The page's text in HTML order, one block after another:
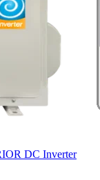
DC Inverter